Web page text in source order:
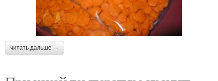
читать дальше →